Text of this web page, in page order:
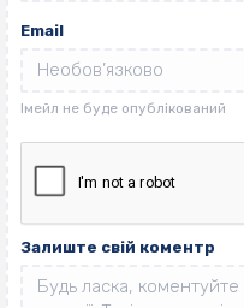
Email
Залиште свій коментр